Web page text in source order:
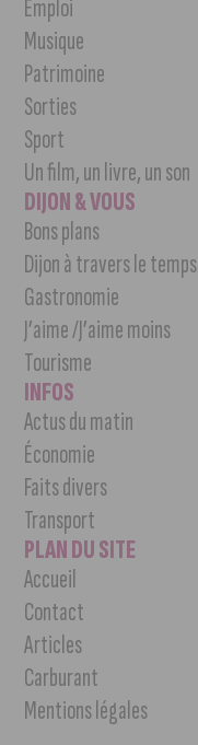
Emploi
Musique
Patrimoine
Sorties
Sport
Un film, un livre, un son
DIJON & VOUS
Bons plans
Dijon à travers le temps
Gastronomie
J’aime /J’aime moins
Tourisme
INFOS
Actus du matin
Économie
Faits divers
Transport
PLAN DU SITE
Accueil
Contact
Articles
Carburant
Mentions légales